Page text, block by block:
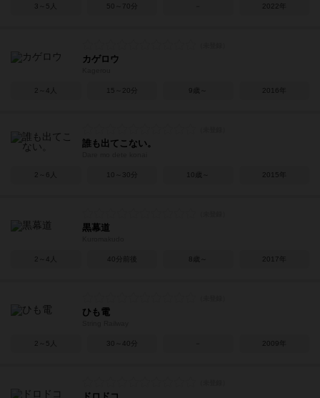
3～5人 50～70分 2022年
カゲロウ
2～4人 15～20分 9歳～ 2016年
誰も出てこない。
2～6人 10～30分 10歳～ 2015年
黒幕道
2～4人 40分前後 8歳～ 2017年
ひも電
2～5人 30～40分 2009年